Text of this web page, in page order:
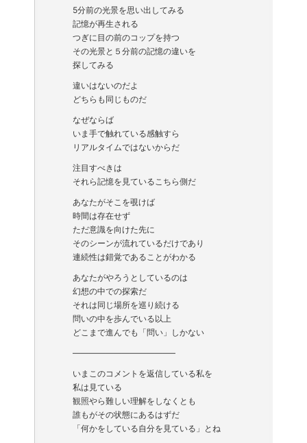
5分前の光景を思い出してみる
記憶が再生される
つぎに目の前のコップを持つ
その光景と５分前の記憶の違いを
探してみる
違いはないのだよ
どちらも同じものだ
なぜならば
いま手で触れている感触すら
リアルタイムではないからだ
注目すべきは
それら記憶を見ているこちら側だ
あなたがそこを覗けば
時間は存在せず
ただ意識を向けた先に
そのシーンが流れているだけであり
連続性は錯覚であることがわかる
あなたがやろうとしているのは
幻想の中での探索だ
それは同じ場所を巡り続ける
問いの中を歩んでいる以上
どこまで進んでも「問い」しかない
————————————–
いまこのコメントを返信している私を
私は見ている
観照やら難しい理解をしなくとも
誰もがその状態にあるはずだ
「何かをしている自分を見ている」とね